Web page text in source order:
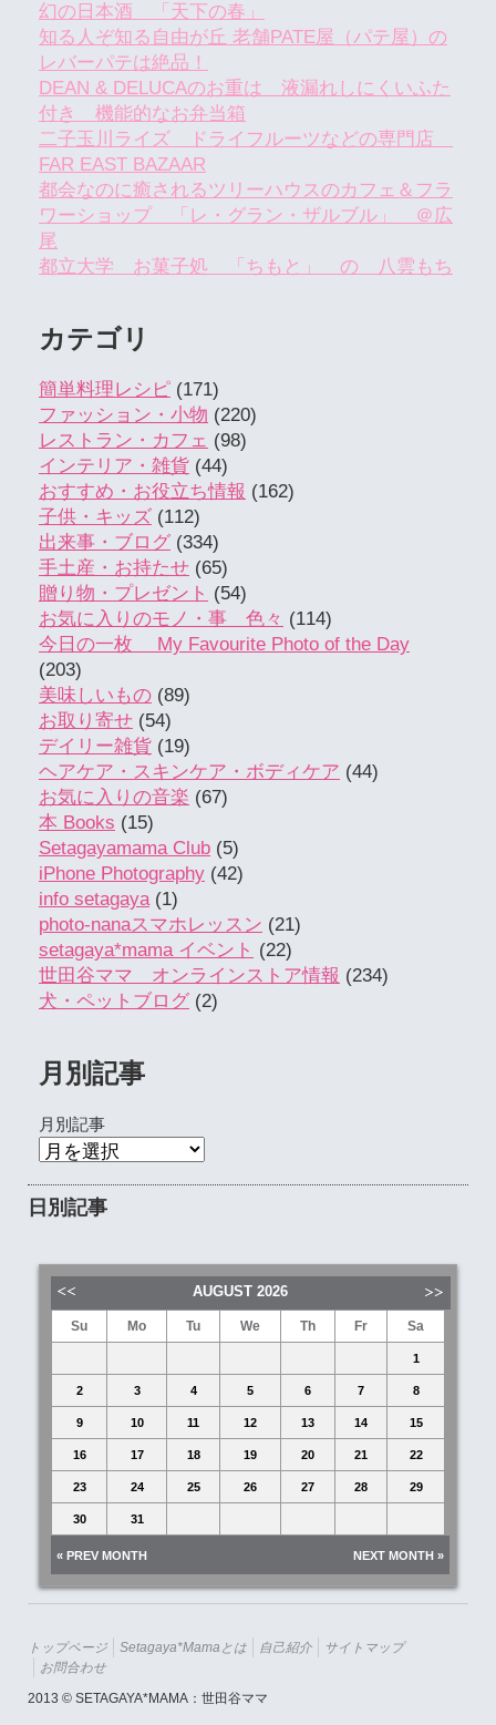
幻の日本酒 「天下の春」
知る人ぞ知る自由が丘 老舗PATE屋（パテ屋）の
レバーパテは絶品！
DEAN & DELUCAのお重は 液漏れしにくいふた
付き 機能的なお弁当箱
二子玉川ライズ ドライフルーツなどの専門店
FAR EAST BAZAAR
都会なのに癒されるツリーハウスのカフェ＆フラ
ワーショップ 「レ・グラン・ザルブル」 ＠広
尾
都立大学 お菓子処 「ちもと」 の 八雲もち
カテゴリ
簡単料理レシピ (171)
ファッション・小物 (220)
レストラン・カフェ (98)
インテリア・雑貨 (44)
おすすめ・お役立ち情報 (162)
子供・キッズ (112)
出来事・ブログ (334)
手土産・お持たせ (65)
贈り物・プレゼント (54)
お気に入りのモノ・事 色々 (114)
今日の一枚 My Favourite Photo of the Day
(203)
美味しいもの (89)
お取り寄せ (54)
デイリー雑貨 (19)
ヘアケア・スキンケア・ボディケア (44)
お気に入りの音楽 (67)
本 Books (15)
Setagayamama Club (5)
iPhone Photography (42)
info setagaya(1)
photo-nanaスマホレッスン (21)
setagaya*mama イベント (22)
世田谷ママ オンラインストア情報 (234)
犬・ペットブログ (2)
月別記事
月別記事
日別記事
AUGUST 2026
Su Mo Tu We Th Fr Sa
1
2 3 4 5 6 7 8
9 10 11 12 13 14 15
16 17 18 19 20 21 22
23 24 25 26 27 28 29
30 31
« PREV MONTH NEXT MONTH »
トップページ Setagaya*mamaとは 自己紹介
サイトマップ
お問合わせ
2013 © SETAGAYA*MAMA：世田谷ママ